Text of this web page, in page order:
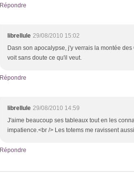
Répondre
librellule 29/08/2010 15:02
Dasn son apocalypse, j'y verrais la montée
voit sans doute ce qu'il veut.
Répondre
librellule 29/08/2010 14:59
J'aime beaucoup ses tableaux tout en les
impatience.<br /> Les totems me ravissent
Répondre